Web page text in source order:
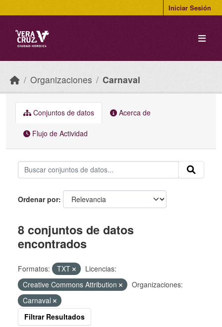
Iniciar Sesión
Organizaciones Carnaval
Conjuntos de datos Acerca de
Flujo de Actividad
Ordenar por
8 conjuntos de datos
encontrados
Formatos: TXT
Licencias:
Creative Commons Attribution
Organizaciones:
Carnaval
Filtrar Resultados